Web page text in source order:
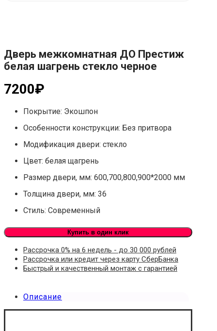
Дверь межкомнатная ДО Престиж
белая шагрень стекло черное
7200₽
Покрытие: Экошпон
Особенности конструкции: Без притвора
Модификация двери: стекло
Цвет: белая щагрень
Размер двери, мм: 600,700,800,900*2000 мм
Толщина двери, мм: 36
Стиль: Современный
Купить в один клик
Рассрочка 0% на 6 недель - до 30 000 рублей
Рассрочка или кредит через карту СберБанка
Быстрый и качественный монтаж с гарантией
Описание